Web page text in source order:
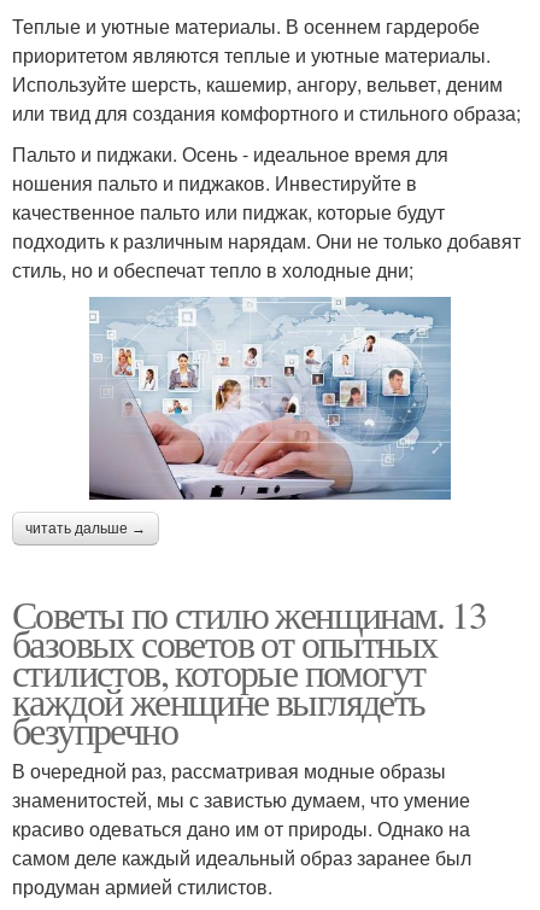
Теплые и уютные материалы. В осеннем гардеробе
приоритетом являются теплые и уютные материалы.
Используйте шерсть, кашемир, ангору, вельвет, деним
или твид для создания комфортного и стильного образа;
Пальто и пиджаки. Осень - идеальное время для
ношения пальто и пиджаков. Инвестируйте в
качественное пальто или пиджак, которые будут
подходить к различным нарядам. Они не только добавят
стиль, но и обеспечат тепло в холодные дни;
читать дальше →
Советы по стилю женщинам. 13
базовых советов от опытных
стилистов, которые помогут
каждой женщине выглядеть
безупречно
В очередной раз, рассматривая модные образы
знаменитостей, мы с завистью думаем, что умение
красиво одеваться дано им от природы. Однако на
самом деле каждый идеальный образ заранее был
продуман армией стилистов.